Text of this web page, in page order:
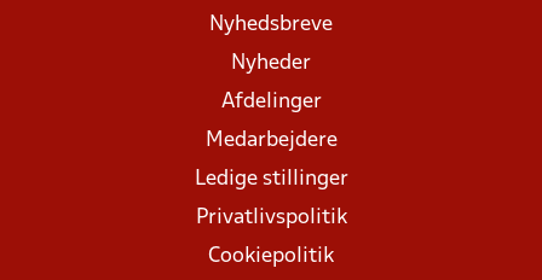
Nyhedsbreve
Nyheder
Afdelinger
Medarbejdere
Ledige stillinger
Privatlivspolitik
Cookiepolitik